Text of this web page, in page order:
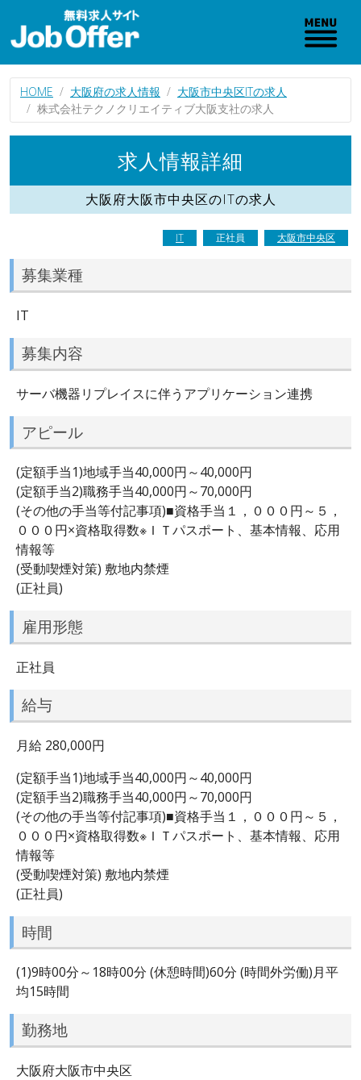
HOME 大阪府の求人情報
大阪市中央区ITの求人
株式会社テクノクリエイティブ大阪支社の求人
求人情報詳細
大阪府大阪市中央区のITの求人
IT 正社員 大阪市中央区
募集業種
IT
募集内容
サーバ機器リプレイスに伴うアプリケーション連携
アピール
(定額手当1)地域手当40,000円～40,000円
(定額手当2)職務手当40,000円～70,000円
(その他の手当等付記事項)■資格手当１，０００円～５，
０００円×資格取得数※ＩＴパスポート、基本情報、応用
情報等
(受動喫煙対策) 敷地内禁煙
(正社員)
雇用形態
正社員
給与
月給 280,000円
(定額手当1)地域手当40,000円～40,000円
(定額手当2)職務手当40,000円～70,000円
(その他の手当等付記事項)■資格手当１，０００円～５，
０００円×資格取得数※ＩＴパスポート、基本情報、応用
情報等
(受動喫煙対策) 敷地内禁煙
(正社員)
時間
(1)9時00分～18時00分 (休憩時間)60分 (時間外労働)月平
均15時間
勤務地
大阪府大阪市中央区